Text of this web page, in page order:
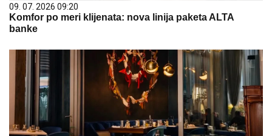
09. 07. 2026 09:20
Komfor po meri klijenata: nova linija paketa ALTA
banke